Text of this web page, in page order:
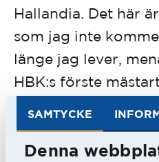
SAMTYCKE
Denna
Hallandia. Det här
som jag inte
länge jag lever,
HBK:s förste